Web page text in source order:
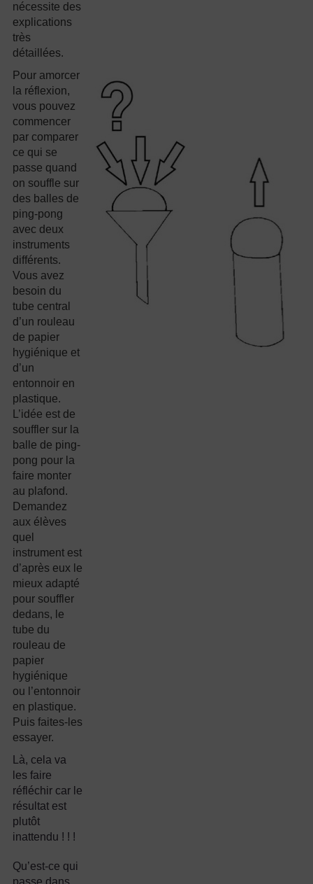
nécessite des
explications
très
détaillées.
Pour amorcer
la réflexion,
vous pouvez
commencer
par comparer
ce qui se
passe quand
on souffle sur
des balles de
ping-pong
avec deux
instruments
différents.
Vous avez
besoin du
tube central
d’un rouleau
de papier
hygiénique et
d’un
entonnoir en
plastique.
L’idée est de
souffler sur la
balle de ping-
pong pour la
faire monter
au plafond.
Demandez
aux élèves
quel
instrument est
d’après eux le
mieux adapté
pour souffler
dedans, le
tube du
rouleau de
papier
hygiénique
ou l’entonnoir
en plastique.
Puis faites-les
essayer.
Là, cela va
les faire
réfléchir car le
résultat est
plutôt
inattendu ! ! !
Qu’est-ce qui
passe dans